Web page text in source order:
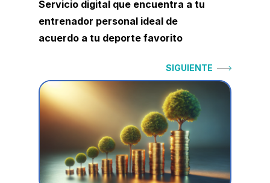
Servicio digital que encuentra a tu
entrenador personal ideal de
acuerdo a tu deporte favorito
SIGUIENTE